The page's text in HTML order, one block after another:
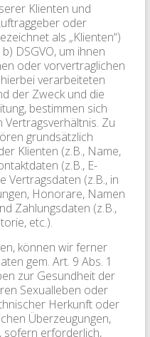
Klienten und
oder
als „Klienten“)
DSGVO, um ihnen
oder vorvertraglichen
verarbeiteten
der Zweck und die
bestimmen sich
Vertragsverhältnis. Zu
grundsätzlich
Klienten (z.B., Name,
(z.B., E-
Vertragsdaten (z.B., in
Honorare, Namen
Zahlungsdaten (z.B.,
etc.).
können wir ferner
gem. Art. 9 Abs. 1
zur Gesundheit der
Sexualleben oder
Herkunft oder
Überzeugungen,
sofern erforderlich,